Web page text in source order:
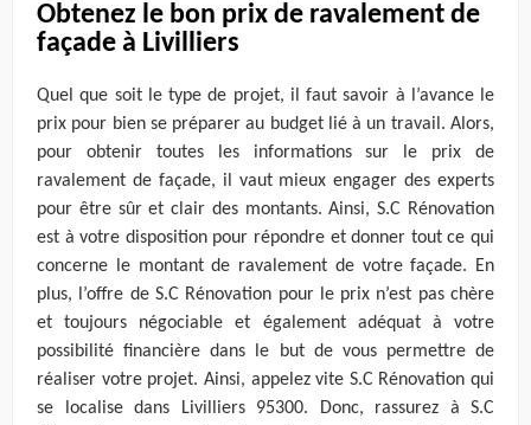
Obtenez le bon prix de ravalement de
façade à Livilliers
Quel que soit le type de projet, il faut savoir à l’avance le
prix pour bien se préparer au budget lié à un travail. Alors,
pour obtenir toutes les informations sur le prix de
ravalement de façade, il vaut mieux engager des experts
pour être sûr et clair des montants. Ainsi, S.C Rénovation
est à votre disposition pour répondre et donner tout ce qui
concerne le montant de ravalement de votre façade. En
plus, l’offre de S.C Rénovation pour le prix n’est pas chère
et toujours négociable et également adéquat à votre
possibilité financière dans le but de vous permettre de
réaliser votre projet. Ainsi, appelez vite S.C Rénovation qui
se localise dans Livilliers 95300. Donc, rassurez à S.C